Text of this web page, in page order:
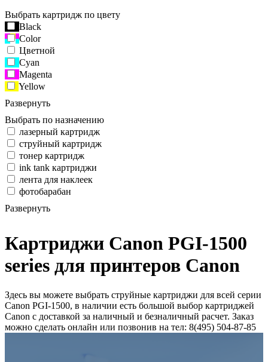
Выбрать картридж по цвету
Black
Color
Цветной
Cyan
Magenta
Yellow
Развернуть
Выбрать по назначению
лазерный картридж
струйный картридж
тонер картридж
ink tank картриджи
лента для наклеек
фотобарабан
Развернуть
Картриджи Canon PGI-1500
series для принтеров Canon
Здесь вы можете выбрать струйные картриджи для всей серии
Canon PGI-1500, в наличии есть большой выбор картриджей
Canon с доставкой за наличный и безналичный расчет. Заказ
можно сделать онлайн или позвонив на тел: 8(495) 504-87-85